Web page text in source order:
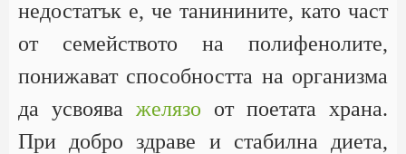
недостатък е, че танинините, като част
от семейството на полифенолите,
понижават способността на организма
да усвоява желязо от поетата храна.
При добро здраве и стабилна диета,